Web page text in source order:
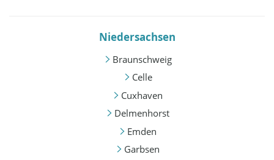
Niedersachsen
Braunschweig
Celle
Cuxhaven
Delmenhorst
Emden
Garbsen